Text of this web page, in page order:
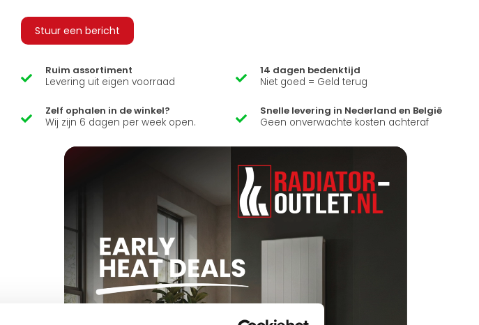
Stuur een bericht
Ruim assortiment
Levering uit eigen voorraad
14 dagen bedenktijd
Niet goed = Geld terug
Zelf ophalen in de winkel?
Wij zijn 6 dagen per week open.
Snelle levering in Nederland en België
Geen onverwachte kosten achteraf